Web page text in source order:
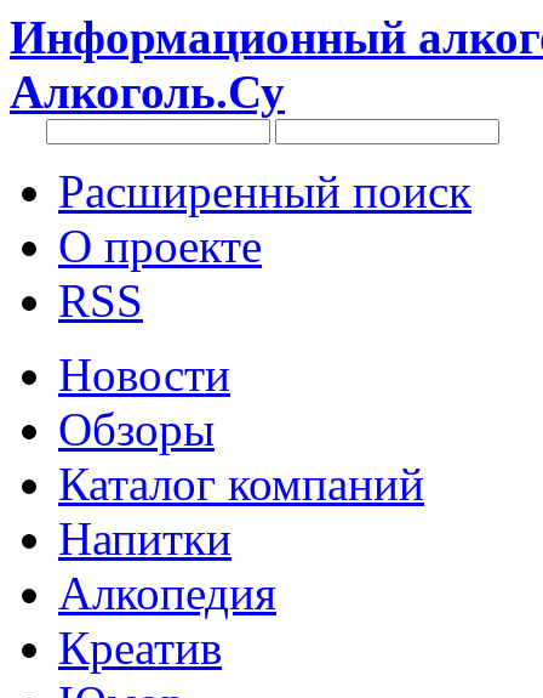
Информационный
Алкоголь.Су
Расширенный поиск
О проекте
RSS
Новости
Обзоры
Каталог компаний
Напитки
Алкопедия
Креатив